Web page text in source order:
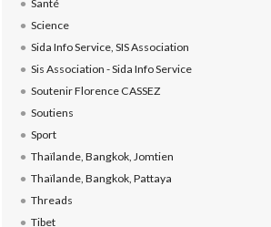
Santé
Science
Sida Info Service, SIS Association
Sis Association - Sida Info Service
Soutenir Florence CASSEZ
Soutiens
Sport
Thaïlande, Bangkok, Jomtien
Thaïlande, Bangkok, Pattaya
Threads
Tibet